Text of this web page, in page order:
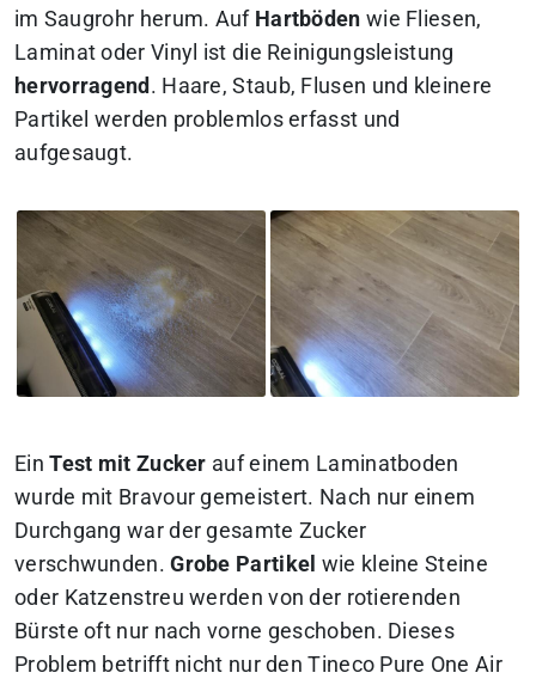
im Saugrohr herum. Auf Hartböden wie Fliesen,
Laminat oder Vinyl ist die Reinigungsleistung
hervorragend . Haare, Staub, Flusen und kleinere
Partikel werden problemlos erfasst und
aufgesaugt.
Ein Test mit Zucker auf einem Laminatboden
wurde mit Bravour gemeistert. Nach nur einem
Durchgang war der gesamte Zucker
verschwunden.Grobe Partikel wie kleine Steine
oder Katzenstreu werden von der rotierenden
Bürste oft nur nach vorne geschoben. Dieses
Problem betrifft nicht nur den Tineco Pure One Air